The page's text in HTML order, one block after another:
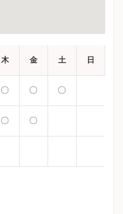
木 金 土 日
〇 〇 〇
〇 〇